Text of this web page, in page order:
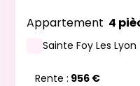
Appartement 4
Sainte Foy Les Lyon
Rente : 956 €